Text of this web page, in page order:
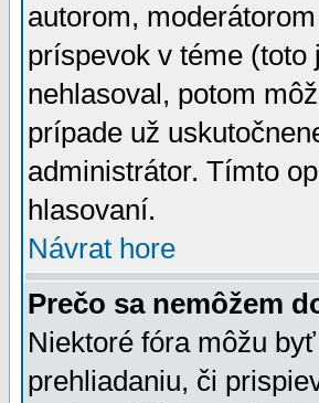
autorom,
príspevok v téme
nehlasoval, potom
prípade už
administrátor. Tímto
hlasovaní.
Návrat hore
Prečo sa nemôžem
Niektoré fóra môžu
prehliadaniu, či